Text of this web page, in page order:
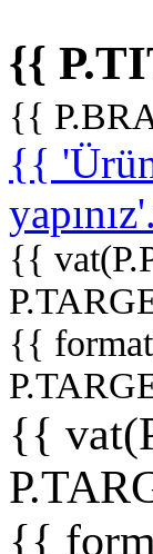
{{
{{
{{
{{
{{
{{
{{